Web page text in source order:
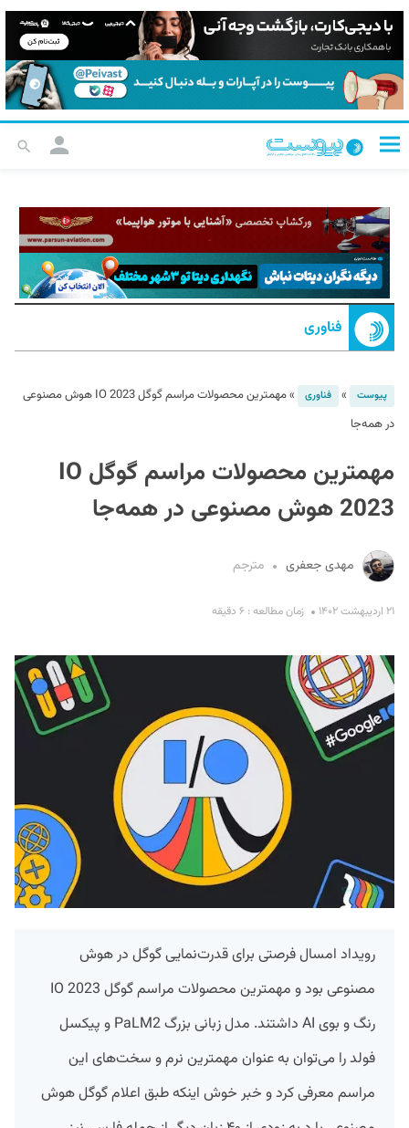
فناوری
پیوست » فناوری »
مهمترین محصولات مراسم گوگل IO 2023 هوش مصنوعی
در همه‌جا
مهمترین محصولات مراسم گوگل IO
2023 هوش مصنوعی در همه‌جا
مهدی جعفری مترجم
۲۱ اردیبهشت ۱۴۰۲ زمان مطالعه : ۶ دقیقه
رویداد امسال فرصتی برای قدرت‌نمایی گوگل در هوش
مصنوعی بود و مهمترین محصولات مراسم گوگل IO 2023
رنگ و بوی AI داشتند. مدل زبانی بزرگ PaLM2 و پیکسل
فولد را می‌توان به عنوان مهمترین نرم و سخت‌های این
مراسم معرفی کرد و خبر خوش اینکه طبق اعلام گوگل هوش